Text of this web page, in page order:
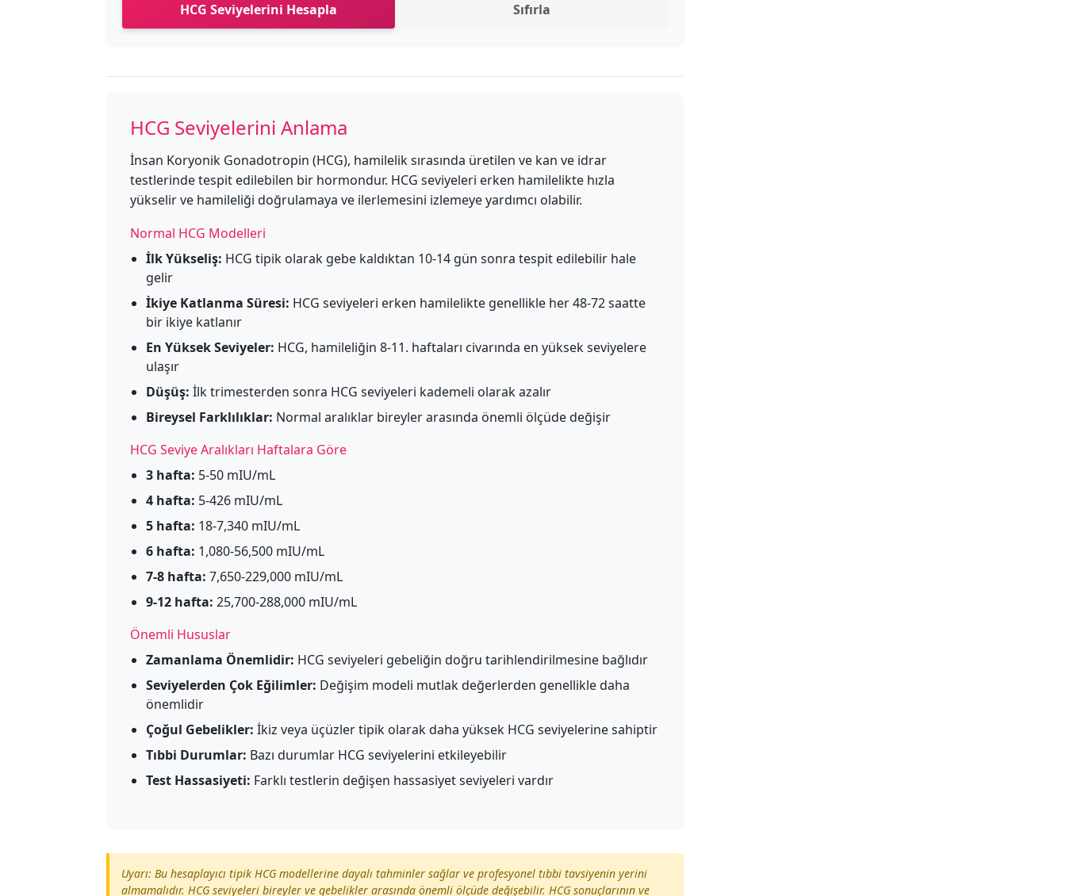
HCG Seviyelerini Hesapla Sıfırla
HCG Seviyelerini Anlama
İnsan Koryonik Gonadotropin (HCG), hamilelik sırasında üretilen ve kan ve idrar
testlerinde tespit edilebilen bir hormondur. HCG seviyeleri erken hamilelikte hızla
yükselir ve hamileliği doğrulamaya ve ilerlemesini izlemeye yardımcı olabilir.
Normal HCG Modelleri
İlk Yükseliş: HCG tipik olarak gebe kaldıktan 10-14 gün sonra tespit edilebilir hale
gelir
İkiye Katlanma Süresi: HCG seviyeleri erken hamilelikte genellikle her 48-72 saatte
bir ikiye katlanır
En Yüksek Seviyeler: HCG, hamileliğin 8-11. haftaları civarında en yüksek seviyelere
ulaşır
Düşüş: İlk trimesterden sonra HCG seviyeleri kademeli olarak azalır
Bireysel Farklılıklar: Normal aralıklar bireyler arasında önemli ölçüde değişir
HCG Seviye Aralıkları Haftalara Göre
3 hafta: 5-50 mIU/mL
4 hafta: 5-426 mIU/mL
5 hafta: 18-7,340 mIU/mL
6 hafta: 1,080-56,500 mIU/mL
7-8 hafta: 7,650-229,000 mIU/mL
9-12 hafta: 25,700-288,000 mIU/mL
Önemli Hususlar
Zamanlama Önemlidir: HCG seviyeleri gebeliğin doğru tarihlendirilmesine bağlıdır
Seviyelerden Çok Eğilimler: Değişim modeli mutlak değerlerden genellikle daha
önemlidir
Çoğul Gebelikler: İkiz veya üçüzler tipik olarak daha yüksek HCG seviyelerine sahiptir
Tıbbi Durumlar: Bazı durumlar HCG seviyelerini etkileyebilir
Test Hassasiyeti: Farklı testlerin değişen hassasiyet seviyeleri vardır
Uyarı: Bu hesaplayıcı tipik HCG modellerine dayalı tahminler sağlar ve profesyonel tıbbi tavsiyenin yerini
almamalıdır. HCG seviyeleri bireyler ve gebelikler arasında önemli ölçüde değişebilir. HCG sonuçlarının ve